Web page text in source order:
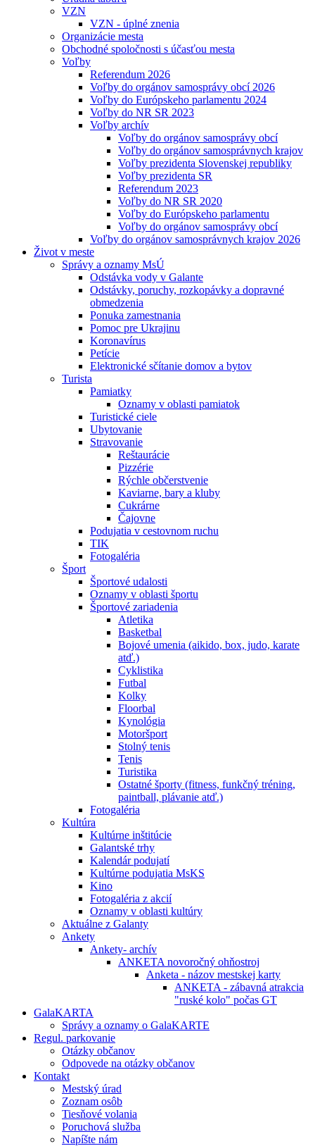
VZN
VZN - úplné znenia
Organizácie mesta
Obchodné spoločnosti s účasťou mesta
Voľby
Referendum 2026
Voľby do orgánov samosprávy obcí 2026
Voľby do Európskeho parlamentu 2024
Voľby do NR SR 2023
Voľby archív
Voľby do orgánov samosprávy obcí
Voľby do orgánov samosprávnych krajov
Voľby prezidenta Slovenskej republiky
Voľby prezidenta SR
Referendum 2023
Voľby do NR SR 2020
Voľby do Európskeho parlamentu
Voľby do orgánov samosprávy obcí
Voľby do orgánov samosprávnych krajov 2026
Život v meste
Správy a oznamy MsÚ
Odstávka vody v Galante
Odstávky, poruchy, rozkopávky a dopravné
obmedzenia
Ponuka zamestnania
Pomoc pre Ukrajinu
Koronavírus
Petície
Elektronické sčítanie domov a bytov
Turista
Pamiatky
Oznamy v oblasti pamiatok
Turistické ciele
Ubytovanie
Stravovanie
Reštaurácie
Pizzérie
Rýchle občerstvenie
Kaviarne, bary a kluby
Cukrárne
Čajovne
Podujatia v cestovnom ruchu
TIK
Fotogaléria
Šport
Športové udalosti
Oznamy v oblasti športu
Športové zariadenia
Atletika
Basketbal
Bojové umenia (aikido, box, judo, karate
atď.)
Cyklistika
Futbal
Kolky
Floorbal
Kynológia
Motoršport
Stolný tenis
Tenis
Turistika
Ostatné športy (fitness, funkčný tréning,
paintball, plávanie atď.)
Fotogaléria
Kultúra
Kultúrne inštitúcie
Galantské trhy
Kalendár podujatí
Kultúrne podujatia MsKS
Kino
Fotogaléria z akcií
Oznamy v oblasti kultúry
Aktuálne z Galanty
Ankety
Ankety- archív
ANKETA novoročný ohňostroj
Anketa - názov mestskej karty
ANKETA - zábavná atrakcia
"ruské kolo" počas GT
GalaKARTA
Správy a oznamy o GalaKARTE
Regul. parkovanie
Otázky občanov
Odpovede na otázky občanov
Kontakt
Mestský úrad
Zoznam osôb
Tiesňové volania
Poruchová služba
Napíšte nám